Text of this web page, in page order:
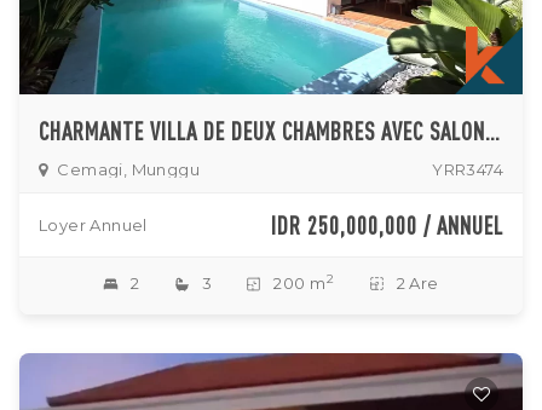
CHARMANTE VILLA DE DEUX CHAMBRES AVEC SALON FERMÉ SITUÉE À CEMAGI
Cemagi, Munggu YRR3474
Loyer Annuel IDR 250,000,000 / ANNUEL
2 3 200 m 2 2 Are